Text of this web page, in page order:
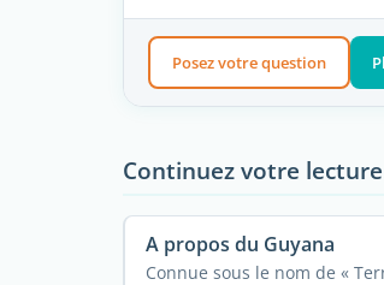
Posez votre question
Continuez votre lecture
A propos du Guyana
Connue sous le nom de «